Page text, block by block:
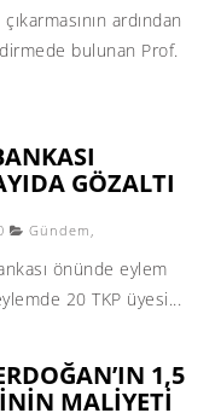
ardından
bulunan Prof.
GÖZALTI
Gündem ,
önünde eylem
20 TKP üyesi...
1,5
MALIYETI